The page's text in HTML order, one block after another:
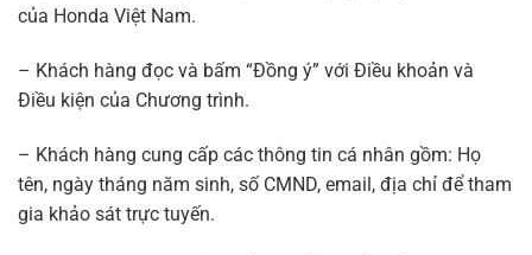
của Honda Việt Nam.
– Khách hàng đọc và bấm “Đồng ý” với Điều khoản và
Điều kiện của Chương trình.
– Khách hàng cung cấp các thông tin cá nhân gồm: Họ
tên, ngày tháng năm sinh, số CMND, email, địa chỉ để tham
gia khảo sát trực tuyến.